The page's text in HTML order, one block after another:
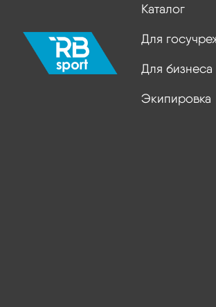
Каталог
Для
Для бизнеса
Экипировка